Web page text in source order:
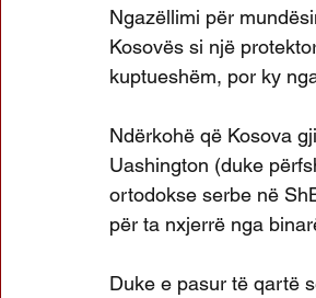
Ngazëllimi për
Kosovës si një
kuptueshëm, por ky
Ndërkohë që Kosova
Uashington (duke
ortodokse serbe në
për ta nxjerrë nga
Duke e pasur të qartë